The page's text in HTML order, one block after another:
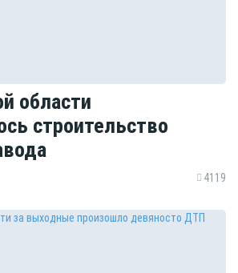
области
строительство
4119